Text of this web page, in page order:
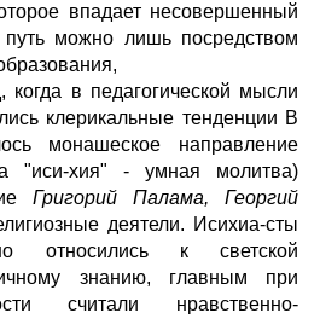
впадает несовершенный
путь можно лишь посредством
в педагогической мысли
клерикальные тенденции В
монашеское направление
"иси-хия" - умная молитва)
Григорий Палама, Георгий
деятели. Исихиа-сты
относились к светской
знанию, главным при
считали нравственно-